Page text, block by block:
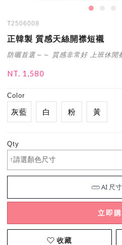
T2506008
正韓製 質感天絲開襟短襯
防曬首選～～ 質感非常好 上班休閒
NT. 1,580
Color
灰藍 白 粉 黃
Qty
立即
收藏